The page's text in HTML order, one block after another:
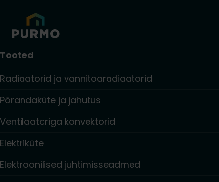
Tooted
Radiaatorid ja vannitoaradiaatorid
Põrandaküte ja jahutus
Ventilaatoriga konvektorid
Elektriküte
Elektroonilised juhtimisseadmed